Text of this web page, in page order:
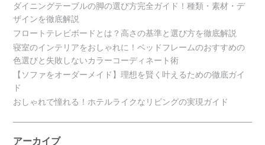
ダイニングテーブルの脚の選び方完全ガイド！種類・素材・デ
ザインを徹底解説
フロートテレビボードとは？高さの基準と選び方を徹底解説
寝室のインテリアをおしゃれに！ベッドフレームのおすすめの
色選びと失敗しないカラーコーディネート術
【ソファをオーダーメイド】理想を賢く叶えるための徹底ガイ
ド
おしゃれで憧れる！ホテルライクなリビングの実現ガイド
アーカイブ